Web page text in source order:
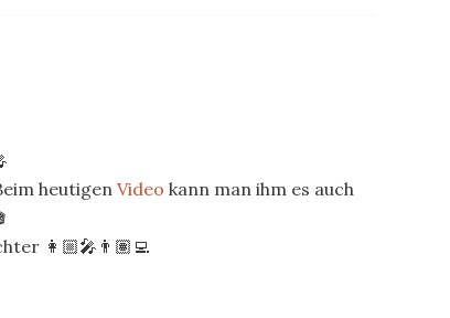
heutigenVideo kann man ihm es auch
👩🏼‍🎤👨🏽‍💻